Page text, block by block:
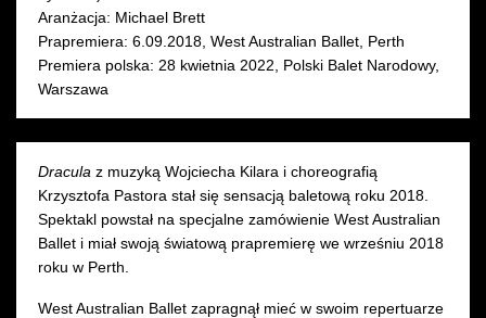
Aranżacja: Michael Brett
Prapremiera: 6.09.2018, West Australian Ballet, Perth
Premiera polska: 28 kwietnia 2022, Polski Balet Narodowy,
Warszawa
Dracula z muzyką Wojciecha Kilara i choreografią
Krzysztofa Pastora stał się sensacją baletową roku 2018.
Spektakl powstał na specjalne zamówienie West Australian
Ballet i miał swoją światową prapremierę we wrześniu 2018
roku w Perth.
West Australian Ballet zapragnął mieć w swoim repertuarze